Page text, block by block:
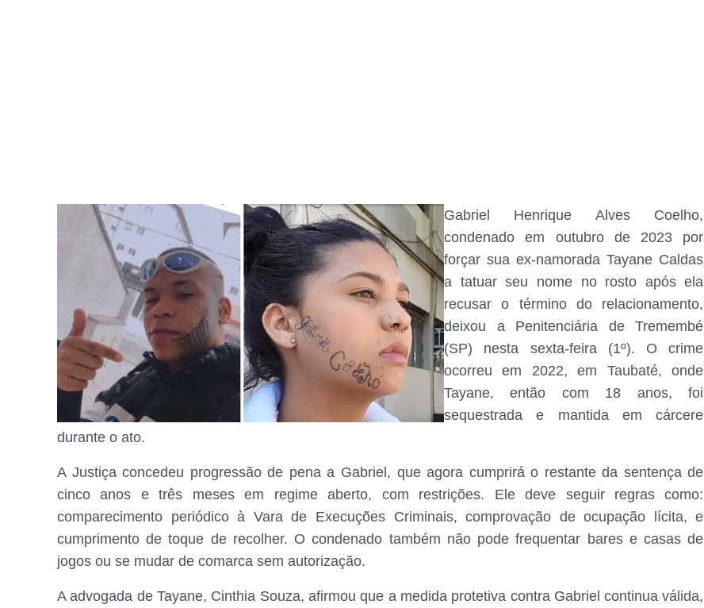
Gabriel Henrique Alves Coelho,
condenado em outubro de 2023 por
forçar sua ex-namorada Tayane Caldas
a tatuar seu nome no rosto após ela
recusar o término do relacionamento,
deixou a Penitenciária de Tremembé
(SP) nesta sexta-feira (1º). O crime
ocorreu em 2022, em Taubaté, onde
Tayane, então com 18 anos, foi
sequestrada e mantida em cárcere
durante o ato.
A Justiça concedeu progressão de pena a Gabriel, que agora cumprirá o restante da sentença de
cinco anos e três meses em regime aberto, com restrições. Ele deve seguir regras como:
comparecimento periódico à Vara de Execuções Criminais, comprovação de ocupação lícita, e
cumprimento de toque de recolher. O condenado também não pode frequentar bares e casas de
jogos ou se mudar de comarca sem autorização.
A advogada de Tayane, Cinthia Souza, afirmou que a medida protetiva contra Gabriel continua válida,